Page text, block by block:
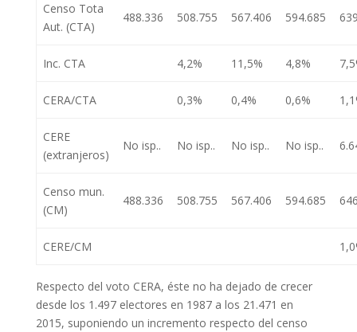
Censo Tota
Aut. (CTA)
488.336 508.755 567.406 594.685
Inc. CTA 4,2% 11,5% 4,8%
CERA/CTA 0,3% 0,4% 0,6%
CERE
(extranjeros)
No isp.. No isp.. No isp.. No isp..
Censo mun.
(CM)
488.336 508.755 567.406 594.685
CERE/CM
Respecto del voto CERA, éste no ha dejado de crecer
desde los 1.497 electores en 1987 a los 21.471 en
2015, suponiendo un incremento respecto del censo